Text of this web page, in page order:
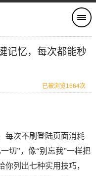
记忆，每次都能秒
已被浏览1664次
每次不刷登陆页面消耗
切”，像“别忘我”一样把
列出七种实用技巧，